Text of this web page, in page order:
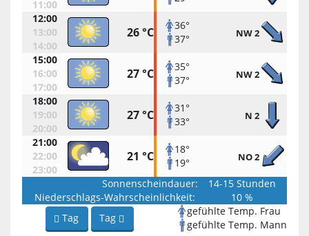
11:00
12:00
13:00
14:00
26 °C
36°
37°
NW 2
15:00
16:00
17:00
27 °C
35°
37°
NW 2
18:00
19:00
20:00
27 °C
31°
33°
N 2
21:00
22:00
23:00
21 °C
18°
19°
NO 2
Sonnenscheindauer:
14-15 Stunden
Niederschlags-Wahrscheinlichkeit:
10 %
Tag
Tag
gefühlte Temp. Frau
gefühlte Temp. Mann